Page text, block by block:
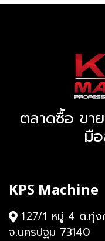
ตลาดซื้อ ขา
มื
KPS Machine
127/1 หมู่ 4 ต.ทุ่ง
จ.นครปฐม 73140